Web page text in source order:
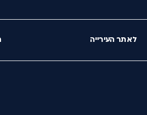
לאתר העירייה